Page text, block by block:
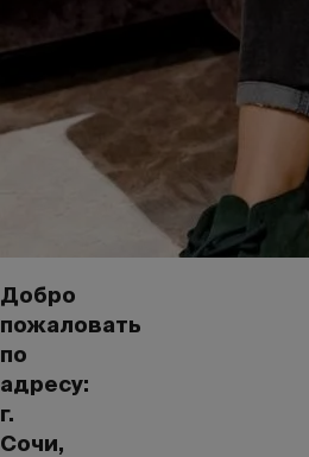
Добро
пожаловать
по
адресу:
г.
Сочи,